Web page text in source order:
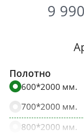
9 990
Полотно
600*2000 мм.
700*2000 мм.
800*2000 мм.